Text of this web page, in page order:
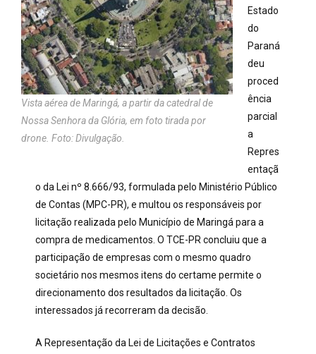
Vista aérea de Maringá, a partir da catedral de
Nossa Senhora da Glória, em foto tirada por
drone. Foto: Divulgação.
Estado
do
Paraná
deu
proced
ência
parcial
a
Repres
entaçã
o da Lei nº 8.666/93, formulada pelo Ministério Público
de Contas (MPC-PR), e multou os responsáveis por
licitação realizada pelo Município de Maringá para a
compra de medicamentos. O TCE-PR concluiu que a
participação de empresas com o mesmo quadro
societário nos mesmos itens do certame permite o
direcionamento dos resultados da licitação. Os
interessados já recorreram da decisão.
A Representação da Lei de Licitações e Contratos